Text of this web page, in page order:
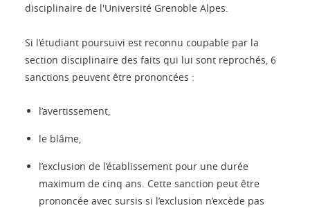
disciplinaire de l'Université Grenoble Alpes.
Si l’étudiant poursuivi est reconnu coupable par la
section disciplinaire des faits qui lui sont reprochés, 6
sanctions peuvent être prononcées :
l’avertissement,
le blâme,
l’exclusion de l’établissement pour une durée
maximum de cinq ans. Cette sanction peut être
prononcée avec sursis si l’exclusion n’excède pas